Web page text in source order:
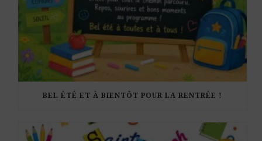
BEL ÉTÉ ET À BIENTÔT POUR LA RENTRÉE !